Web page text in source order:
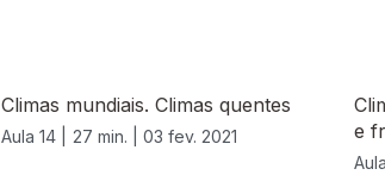
Climas mundiais. Climas quentes
Aula 14 | 27 min. | 03 fev. 2021
e